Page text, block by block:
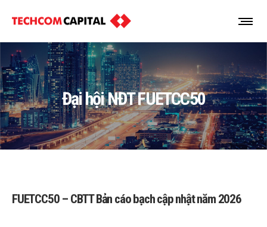
Đại hội NĐT FUETCC50
FUETCC50 – CBTT Bản cáo bạch cập nhật năm 2026